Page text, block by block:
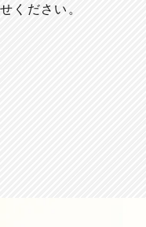
せください。